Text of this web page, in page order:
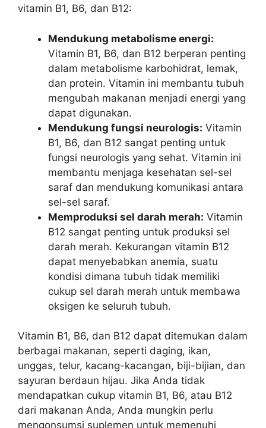
vitamin B1, B6, dan B12:
Mendukung metabolisme energi:
Vitamin B1, B6, dan B12 berperan penting
dalam metabolisme karbohidrat, lemak,
dan protein. Vitamin ini membantu tubuh
mengubah makanan menjadi energi yang
dapat digunakan.
Mendukung fungsi neurologis: Vitamin
B1, B6, dan B12 sangat penting untuk
fungsi neurologis yang sehat. Vitamin ini
membantu menjaga kesehatan sel-sel
saraf dan mendukung komunikasi antara
sel-sel saraf.
Memproduksi sel darah merah: Vitamin
B12 sangat penting untuk produksi sel
darah merah. Kekurangan vitamin B12
dapat menyebabkan anemia, suatu
kondisi dimana tubuh tidak memiliki
cukup sel darah merah untuk membawa
oksigen ke seluruh tubuh.
Vitamin B1, B6, dan B12 dapat ditemukan dalam
berbagai makanan, seperti daging, ikan,
unggas, telur, kacang-kacangan, biji-bijian, dan
sayuran berdaun hijau. Jika Anda tidak
mendapatkan cukup vitamin B1, B6, atau B12
dari makanan Anda, Anda mungkin perlu
mengonsumsi suplemen untuk memenuhi